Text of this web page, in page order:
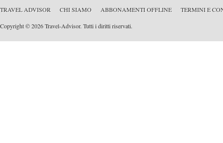
TRAVEL ADVISOR CHI SIAMO ABBONAMENTI OFFLINE TERMINI E
Copyright © 2026 Travel-Advisor. Tutti i diritti riservati.